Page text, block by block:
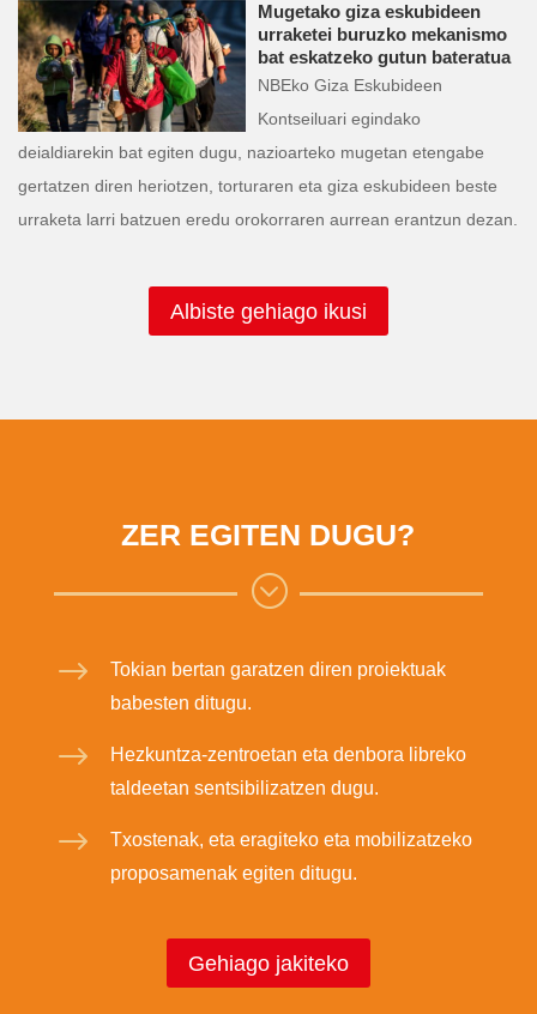
Mugetako giza eskubideen
urraketei buruzko mekanismo
bat eskatzeko gutun bateratua
NBEko Giza Eskubideen
Kontseiluari egindako
deialdiarekin bat egiten dugu, nazioarteko mugetan etengabe
gertatzen diren heriotzen, torturaren eta giza eskubideen beste
urraketa larri batzuen eredu orokorraren aurrean erantzun dezan.
Albiste gehiago ikusi
ZER EGITEN DUGU?
;
$
Tokian bertan garatzen diren proiektuak
babesten ditugu.
$
Hezkuntza-zentroetan eta denbora libreko
taldeetan sentsibilizatzen dugu.
$
Txostenak, eta eragiteko eta mobilizatzeko
proposamenak egiten ditugu.
Gehiago jakiteko